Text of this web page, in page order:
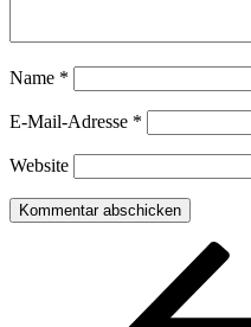
Name *
E-Mail-Adresse *
Website
Beitragsnavigation